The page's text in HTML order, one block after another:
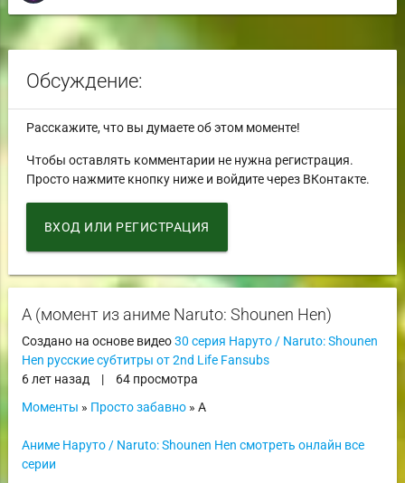
Обсуждение:
Расскажите, что вы думаете об этом моменте!
Чтобы оставлять комментарии не нужна регистрация.
Просто нажмите кнопку ниже и войдите через ВКонтакте.
ВХОД ИЛИ РЕГИСТРАЦИЯ
А (момент из аниме Naruto: Shounen Hen)
Создано на основе видео30 серия Наруто / Naruto: Shounen
Hen русские субтитры от 2nd Life Fansubs
6 лет назад
|
64 просмотра
Моменты » Просто забавно» А
Аниме Наруто / Naruto: Shounen Hen смотреть онлайн все
серии